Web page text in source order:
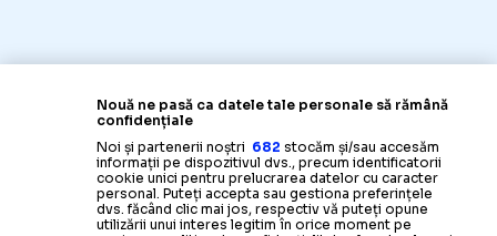
Nouă ne pasă ca datele tale personale să rămână
confidențiale
Noi și partenerii noștri 682 stocăm și/sau accesăm
informații pe dispozitivul dvs., precum identificatorii
cookie unici pentru prelucrarea datelor cu caracter
personal. Puteți accepta sau gestiona preferințele
dvs. făcând clic mai jos, respectiv vă puteți opune
utilizării unui interes legitim în orice moment pe